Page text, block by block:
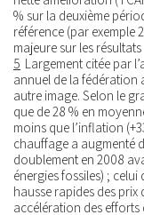
% sur la deuxième
référence (par exemple
majeure sur les
5 Largement citée par
annuel de la fédération
autre image. Selon le
que de 28 % en
moins que l’inflation
chauffage a augmenté
doublement en 2008
énergies fossiles) ; celui
hausse rapides des
accélération des